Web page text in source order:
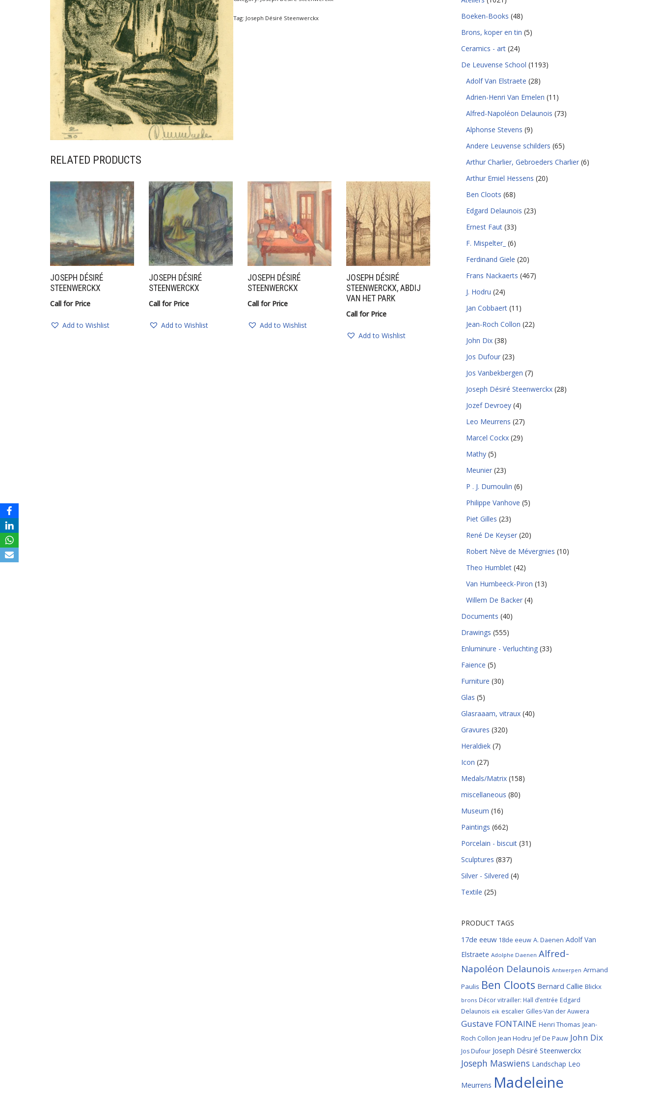
Tag: Joseph Désiré Steenwerckx
RELATED PRODUCTS
JOSEPH DÉSIRÉ
STEENWERCKX
Call for Price
Add to Wishlist
JOSEPH DÉSIRÉ
STEENWERCKX
Call for Price
Add to Wishlist
JOSEPH DÉSIRÉ
STEENWERCKX
Call for Price
Add to Wishlist
JOSEPH DÉSIRÉ
STEENWERCKX, ABDIJ
VAN HET PARK
Call for Price
Add to Wishlist
Boeken-Books (48)
Brons, koper en tin (5)
Ceramics - art (24)
De Leuvense School (1193)
Adolf Van Elstraete (28)
Adrien-Henri Van Emelen (11)
Alfred-Napoléon Delaunois (73)
Alphonse Stevens (9)
Andere Leuvense schilders (65)
Arthur Charlier, Gebroeders Charlier (6)
Arthur Emiel Hessens (20)
Ben Cloots (68)
Edgard Delaunois (23)
Ernest Faut (33)
F. Mispelter_ (6)
Ferdinand Giele (20)
Frans Nackaerts (467)
J. Hodru (24)
Jan Cobbaert (11)
Jean-Roch Collon (22)
John Dix (38)
Jos Dufour (23)
Jos Vanbekbergen (7)
Joseph Désiré Steenwerckx (28)
Jozef Devroey (4)
Leo Meurrens (27)
Marcel Cockx (29)
Mathy (5)
Meunier (23)
P . J. Dumoulin (6)
Philippe Vanhove (5)
Piet Gilles (23)
René De Keyser (20)
Robert Nève de Mévergnies (10)
Theo Humblet (42)
Van Humbeeck-Piron (13)
Willem De Backer (4)
Documents (40)
Drawings (555)
Enluminure - Verluchting (33)
Faience (5)
Furniture (30)
Glas (5)
Glasraaam, vitraux (40)
Gravures (320)
Heraldiek (7)
Icon (27)
Medals/Matrix (158)
miscellaneous (80)
Museum (16)
Paintings (662)
Porcelain - biscuit (31)
Sculptures (837)
Silver - Silvered (4)
Textile (25)
PRODUCT TAGS
17de eeuw 18de eeuw A. Daenen Adolf Van
Elstraete Adolphe Daenen Alfred-
Napoléon Delaunois Antwerpen Armand
Paulis Ben Cloots Bernard Callie Blickx
brons Décor vitrailler: Hall d’entrée Edgard
Delaunois eik escalier Gilles-Van der Auwera
Gustave FONTAINE Henri Thomas Jean-
Roch Collon Jean Hodru Jef De Pauw John Dix
Jos Dufour Joseph Désiré Steenwerckx
Joseph Maswiens Landschap Leo
Meurrens Madeleine